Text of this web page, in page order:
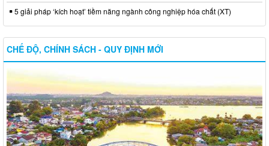
5 giải pháp ‘kích hoạt’ tiềm năng ngành công nghiệp hóa chất (XT)
CHẾ ĐỘ, CHÍNH SÁCH - QUY ĐỊNH MỚI